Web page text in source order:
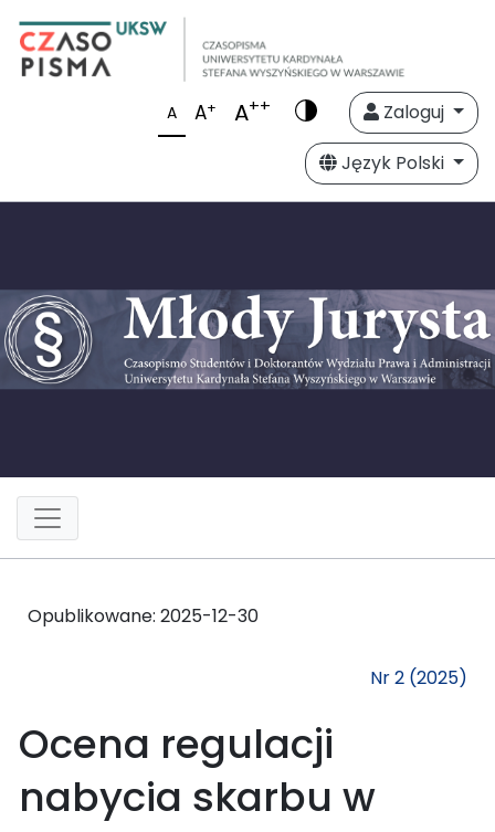
A A+ A++
Zaloguj
Język Polski
Opublikowane: 2025-12-30
Nr 2 (2025)
Ocena regulacji
nabycia skarbu w